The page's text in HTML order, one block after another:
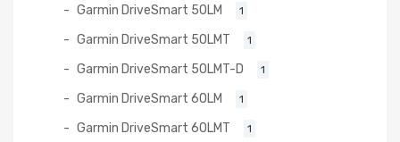
Garmin DriveSmart 50LM 1
Garmin DriveSmart 50LMT 1
Garmin DriveSmart 50LMT-D 1
Garmin DriveSmart 60LM 1
Garmin DriveSmart 60LMT 1